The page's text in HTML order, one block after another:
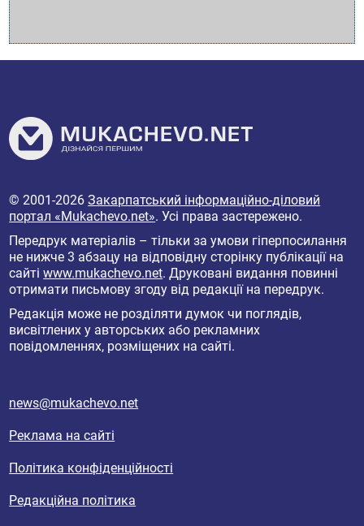
© 2001-2026Закарпатський інформаційно-діловий
портал «Mukachevo.net». Усі права застережено.
Передрук матеріалів – тільки за умови гіперпосилання
не нижче 3 абзацу на відповідну сторінку публікації на
сайтіwww.mukachevo.net. Друковані видання повинні
отримати письмову згоду від редакції на передрук.
Редакція може не розділяти думок чи поглядів,
висвітлених у авторських або рекламних
повідомленнях, розміщених на сайті.
news@mukachevo.net
Реклама на сайті
Політика конфіденційності
Редакційна політика